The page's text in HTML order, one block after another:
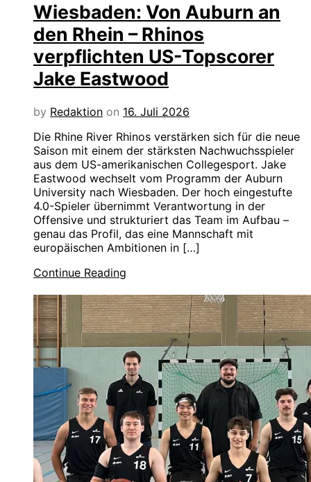
Wiesbaden: Von Auburn an
den Rhein – Rhinos
verpflichten US-Topscorer
Jake Eastwood
by Redaktion on 16. Juli 2026
Die Rhine River Rhinos verstärken sich für die neue
Saison mit einem der stärksten Nachwuchsspieler
aus dem US-amerikanischen Collegesport. Jake
Eastwood wechselt vom Programm der Auburn
University nach Wiesbaden. Der hoch eingestufte
4.0-Spieler übernimmt Verantwortung in der
Offensive und strukturiert das Team im Aufbau –
genau das Profil, das eine Mannschaft mit
europäischen Ambitionen in […]
Continue Reading